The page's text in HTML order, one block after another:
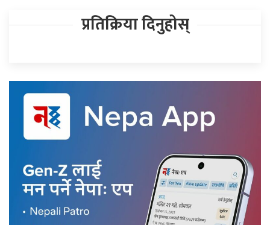
प्रतिक्रिया दिनुहोस्